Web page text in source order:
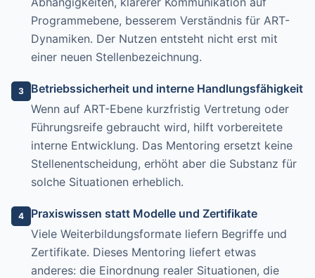
Programmebene, besserem Verständnis für ART-
Dynamiken. Der Nutzen entsteht nicht erst mit
einer neuen Stellenbezeichnung.
3
Betriebssicherheit und interne Handlungsfähigkeit
Wenn auf ART-Ebene kurzfristig Vertretung oder
Führungsreife gebraucht wird, hilft vorbereitete
interne Entwicklung. Das Mentoring ersetzt keine
Stellenentscheidung, erhöht aber die Substanz für
solche Situationen erheblich.
4
Praxiswissen statt Modelle und Zertifikate
Viele Weiterbildungsformate liefern Begriffe und
Zertifikate. Dieses Mentoring liefert etwas
anderes: die Einordnung realer Situationen, die